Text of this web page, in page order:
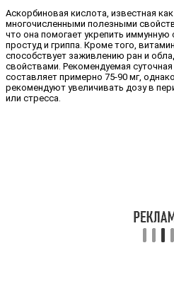
Аскорбиновая кислота, известная
многочисленными полезными
что она помогает укрепить иммунную
простуд и гриппа. Кроме того,
способствует заживлению ран и
свойствами. Рекомендуемая
составляет примерно 75-90 мг,
рекомендуют увеличивать дозу в
или стресса.